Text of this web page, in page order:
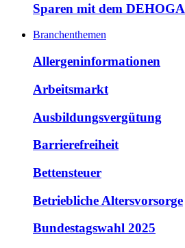
Sparen mit dem DEHOGA
Branchenthemen
Allergeninformationen
Arbeitsmarkt
Ausbildungsvergütung
Barrierefreiheit
Bettensteuer
Betriebliche Altersvorsorge
Bundestagswahl 2025